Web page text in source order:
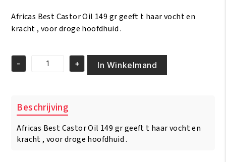
€4.95.€3.95.
Africas Best Castor Oil 149 gr geeft t haar vocht en
kracht , voor droge hoofdhuid .
Africas
149
gr
aantal
- + In Winkelmand
Beschrijving
Africas Best Castor Oil 149 gr geeft t haar vocht en
kracht , voor droge hoofdhuid .